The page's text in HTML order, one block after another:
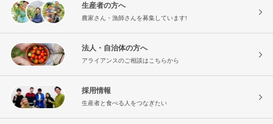
生産者の方へ
農家さん・漁師さんを募集しています!
法人・自治体の方へ
アライアンスのご相談はこちらから
採用情報
生産者と食べる人をつなぎたい